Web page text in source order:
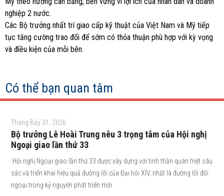
nghiệp 2 nước.
Các Bộ trưởng nhất trí giao cấp kỹ thuật của Việt Nam và Mỹ tiếp
tục tăng cường trao đổi để sớm có thỏa thuận phù hợp với kỳ vọng
và điều kiện của mỗi bên.
Có thể bạn quan tâm
Tháng Bảy 31, 2026
Bộ trưởng Lê Hoài Trung nêu 3 trọng tâm của Hội nghị
Ngoại giao lần thứ 33
Hội nghị Ngoại giao lần thứ 33 được xây dựng với tinh thần quán triệt sâu
sắc và triển khai hiệu quả đường lối của Đại hội XIV, nhất là đường lối đối
ngoại trong kỷ nguyên phát triển mới